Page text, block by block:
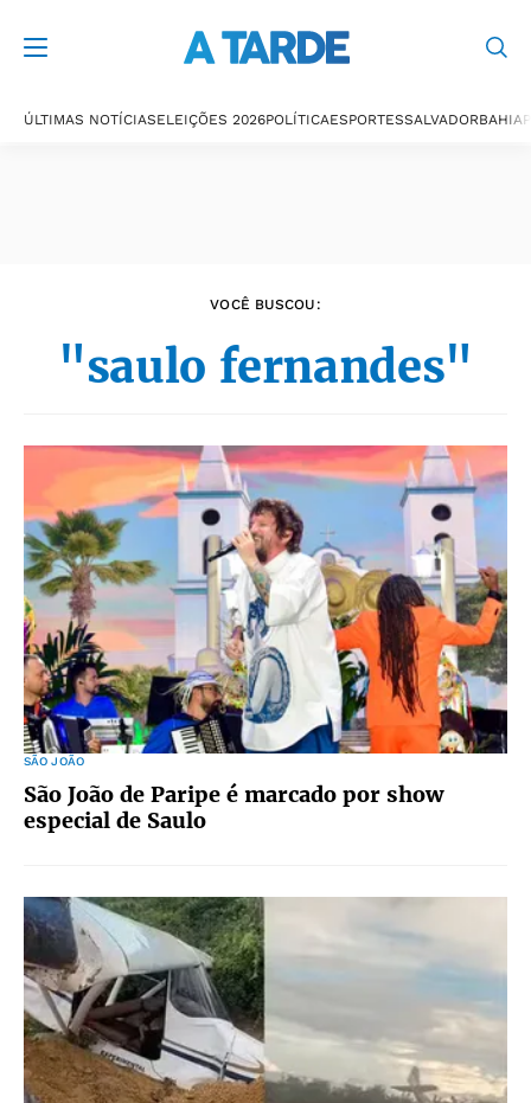
ÚLTIMAS NOTÍCIASELEIÇÕES 2026POLÍTICAESPORTESSALVADORBAHIA
VOCÊ BUSCOU:
"saulo fernandes"
SÃO JOÃO
São João de Paripe é marcado por show
especial de Saulo